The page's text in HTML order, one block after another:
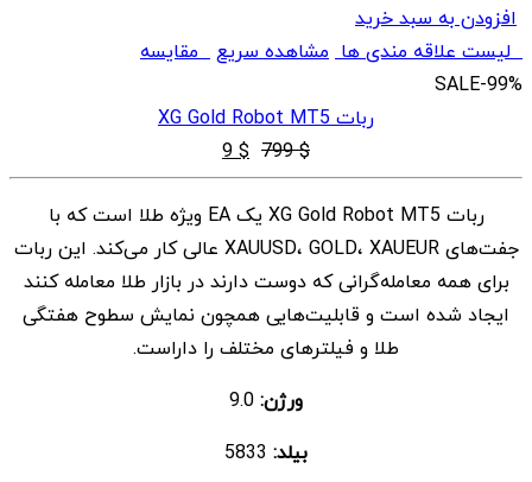
افزودن به سبد خرید
لیست علاقه مندی ها مشاهده سریعمقایسه
SALE-99%
ربات XG Gold Robot MT5
$
799
قیمت
اصلی
$ 799
بود.
$
9 قیمت
فعلی
$ 9
است.
ربات XG Gold Robot MT5 یک EA ویژه طلا است که با
جفت‌های XAUUSD، GOLD، XAUEUR عالی کار می‌کند. این ربات
برای همه معامله‌گرانی که دوست دارند در بازار طلا معامله کنند
ایجاد شده است و قابلیت‌هایی همچون نمایش سطوح هفتگی
طلا و فیلترهای مختلف را داراست.
ورژن:
بیلد: